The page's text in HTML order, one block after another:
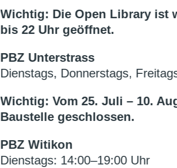
Wichtig: Die Open Library ist
bis 22 Uhr geöffnet.
PBZ Unterstrass
Dienstags, Donnerstags,
Wichtig: Vom 25. Juli – 10.
Baustelle geschlossen.
PBZ Witikon
Dienstags: 14:00–19:00 Uhr